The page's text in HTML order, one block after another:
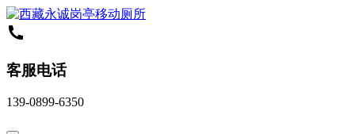
客服电话
139-0899-6350